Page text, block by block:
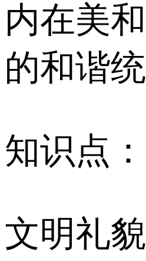
内在美
的和谐统
知识点：
文明礼